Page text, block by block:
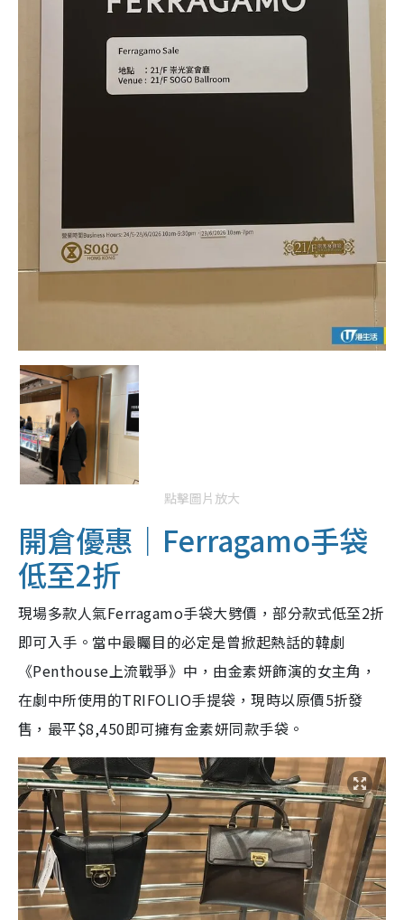
點擊圖片放大
開倉優惠｜Ferragamo手袋
低至2折
現場多款人氣Ferragamo手袋大劈價，部分款式低至2折
即可入手。當中最矚目的必定是曾掀起熱話的韓劇
《Penthouse上流戰爭》中，由金素妍飾演的女主角，
在劇中所使用的TRIFOLIO手提袋，現時以原價5折發
售，最平$8,450即可擁有金素妍同款手袋。